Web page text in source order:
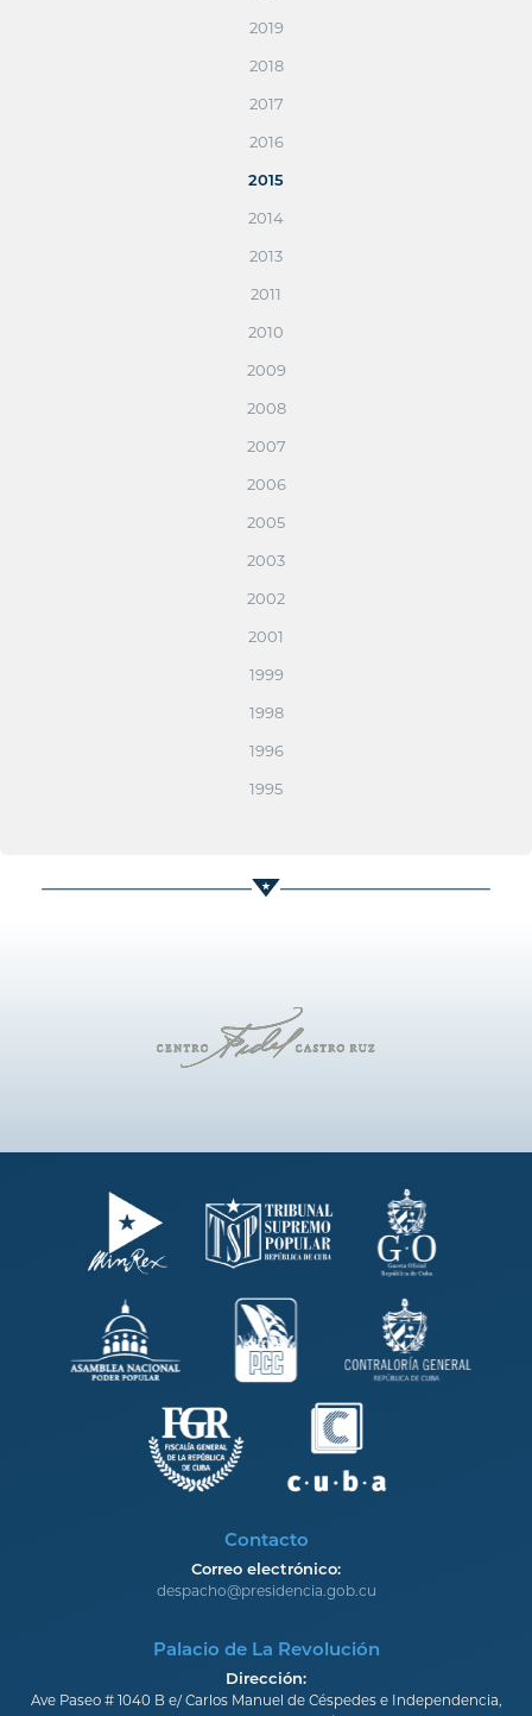
2019
2018
2017
2016
2015
2014
2013
2011
2010
2009
2008
2007
2006
2005
2003
2002
2001
1999
1998
1996
1995
Contacto
Correo electrónico:
despacho@presidencia.gob.cu
Palacio de La Revolución
Dirección:
Ave Paseo # 1040 B e/ Carlos Manuel de Céspedes e Independencia,